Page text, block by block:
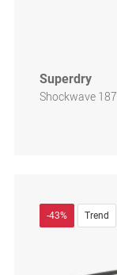
Superdry
Shockwave 187
-43% Trend